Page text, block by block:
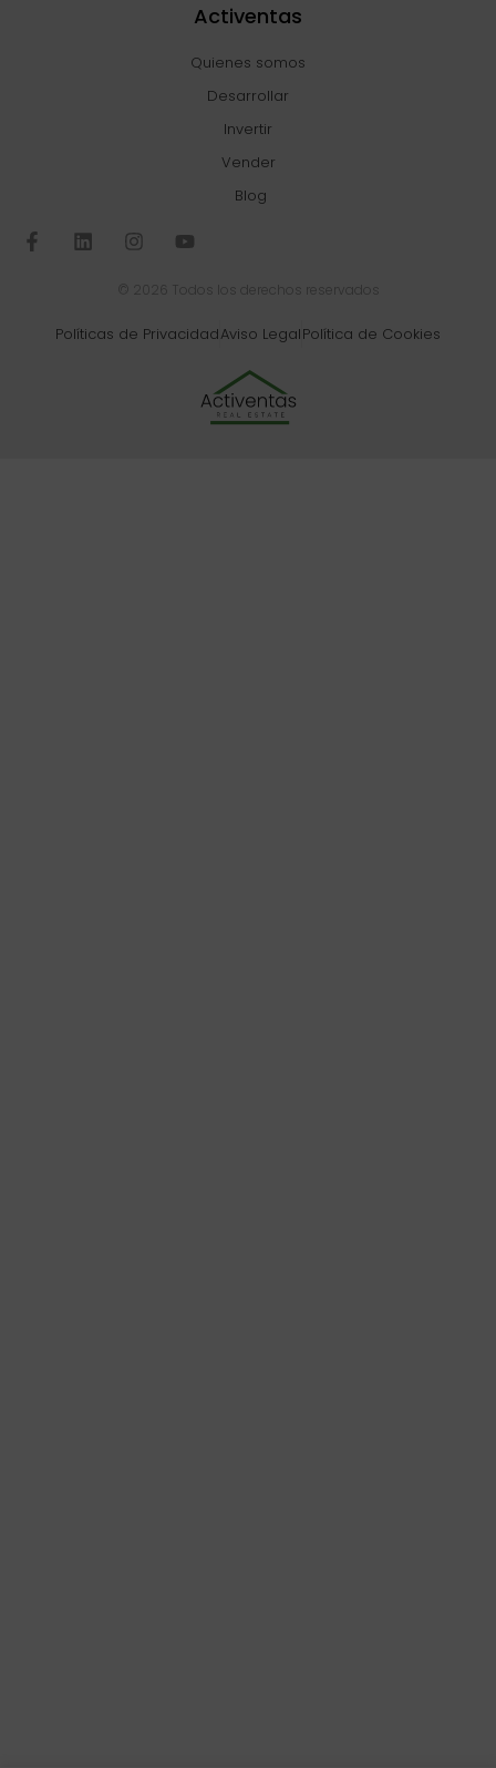
Activentas
Quienes somos
Desarrollar
Invertir
Vender
Blog
© 2026 Todos los derechos reservados
Políticas de PrivacidadAviso LegalPolítica de Cookies